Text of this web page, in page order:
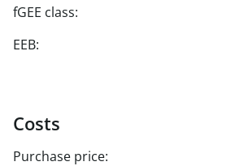
fGEE class:
EEB:
Costs
Purchase price: